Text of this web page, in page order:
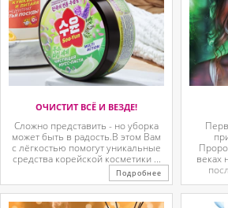
ОЧИСТИТ ВСЁ И ВЕЗДЕ!
Сложно представить - но уборка
может быть в радость.В этом Вам
с лёгкостью помогут уникальные
средства корейской косметики ...
Подробнее
веках